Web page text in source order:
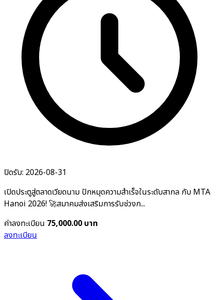
ปิดรับ: 2026-08-31
เปิดประตูสู่ตลาดเวียดนาม ปักหมุดความสำเร็จในระดับสากล กับ MTA
Hanoi 2026! 🚀สมาคมส่งเสริมการรับช่วงก...
ค่าลงทะเบียน 75,000.00 บาท
ลงทะเบียน